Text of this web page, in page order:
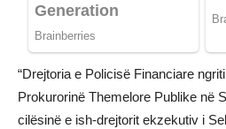
“Drejtoria e Policisë Financiare
Prokurorinë Themelore Publike në
cilësinë e ish-drejtorit ekzekutiv i